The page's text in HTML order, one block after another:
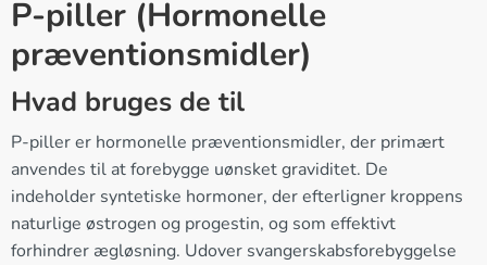
P-piller (Hormonelle
præventionsmidler)
Hvad bruges de til
P-piller er hormonelle præventionsmidler, der primært
anvendes til at forebygge uønsket graviditet. De
indeholder syntetiske hormoner, der efterligner kroppens
naturlige østrogen og progestin, og som effektivt
forhindrer ægløsning. Udover svangerskabsforebyggelse